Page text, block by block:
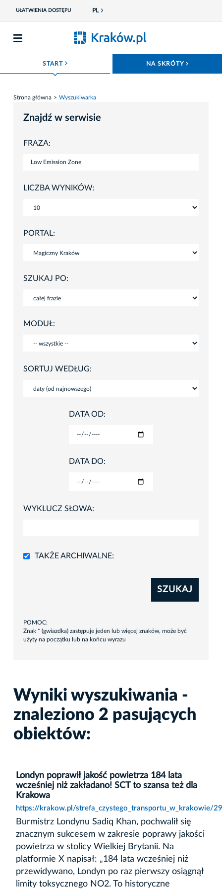
UŁATWIENIA DOSTĘPU PL
START ROZWIŃ MENU NA SKRÓTY
Strona główna Wyszukiwarka
Znajdź w serwisie
FRAZA:
LICZBA WYNIKÓW:
PORTAL:
SZUKAJ PO:
MODUŁ:
SORTUJ WEDŁUG:
DATA OD:
DATA DO:
WYKLUCZ SŁOWA:
TAKŻE ARCHIWALNE:
SZUKAJ
POMOC:
Znak * (gwiazdka) zastępuje jeden lub więcej znaków, może być
użyty na początku lub na końcu wyrazu
Wyniki wyszukiwania -
znaleziono 2 pasujących
obiektów:
Londyn poprawił jakość powietrza 184 lata
wcześniej niż zakładano! SCT to szansa też dla
Krakowa
https://krakow.pl/strefa_czystego_transportu_w_krakowie/
Burmistrz Londynu Sadiq Khan, pochwalił się
znacznym sukcesem w zakresie poprawy jakości
powietrza w stolicy Wielkiej Brytanii. Na
platformie X napisał: „184 lata wcześniej niż
przewidywano, Londyn po raz pierwszy osiągnął
limity toksycznego NO2. To historyczne